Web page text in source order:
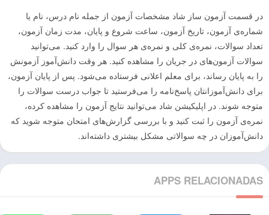
در قسمت آزمون ساز شاد مشخصات آزمون از جمله نام درس، نام یا
شماره‌ی آزمون، تاریخ آزمون، ساعت شروع و پایان، مدت زمان آزمون،
تعداد سوالات، نمره‌ی کلی و نمره‌ی هر سوال را وارد کنید. می‌توانید
سوالات آزمون‌های در جریان را مشاهده کنید. هر وقت دانش‌آموز آزمونش
را به پایان رساند، برای معلم اعلانی فرستاده می‌شود. پس از پایان آزمون،
برای دانش‌آموزانتان پاسخ‌نامه را می‌فرستید تا جواب درست سوالات را
متوجه شوند. در اپلیکیشن شاد می‌توانید نتایج آزمون را مشاهده کرده،
نمره‌ی آزمون را ثبت کنید و با بررسی گزارش‌های امتحان متوجه شوید که
دانش‌آموزان در چه سوالاتی مشکل بیشتری داشته‌اند.
APPS RELACIONADAS